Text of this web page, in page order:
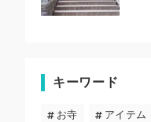
キーワード
お寺 アイテム